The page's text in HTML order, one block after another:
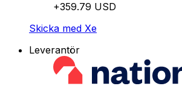
+359.79 USD
Skicka med Xe
Leverantör